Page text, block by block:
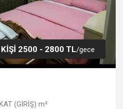
2500 - 2800 TL/gece
(GİRİŞ) m²